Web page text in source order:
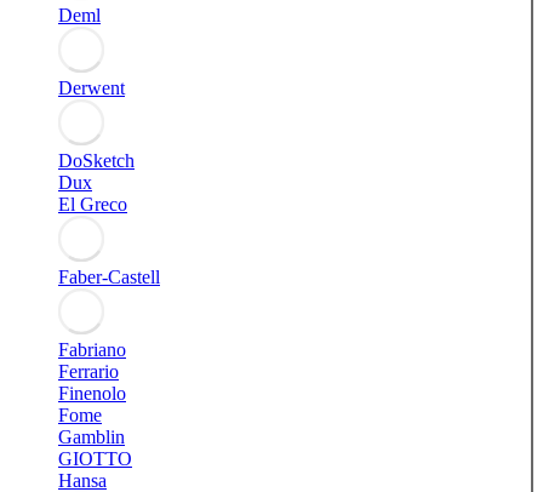
Deml
Derwent
DoSketch
Dux
El Greco
Faber-Castell
Fabriano
Ferrario
Finenolo
Fome
Gamblin
GIOTTO
Hansa